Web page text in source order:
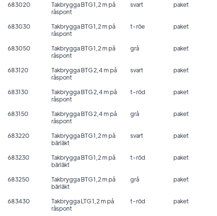
683020
Takbrygga BTG 1,2 m på
råspont
svart paket
683030
Takbrygga BTG 1,2 m på
råspont
t-röe paket
683050
Takbrygga BTG 1,2 m på
råspont
grå paket
683120
Takbrygga BTG 2,4 m på
råspont
svart paket
683130
Takbrygga BTG 2,4 m på
råspont
t-röd paket
683150
Takbrygga BTG 2,4 m på
råspont
grå paket
683220
Takbrygga BTG 1,2 m på
bärläkt
svart paket
683230
Takbrygga BTG 1,2 m på
bärläkt
t-röd paket
683250
Takbrygga BTG 1,2 m på
bärläkt
grå paket
683430
Takbrygga LTG 1,2 m på
råspont
t-röd paket